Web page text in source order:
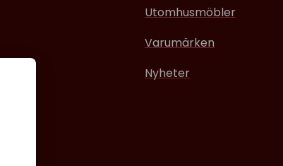
Utomhusmöbler
Varumärken
Nyheter